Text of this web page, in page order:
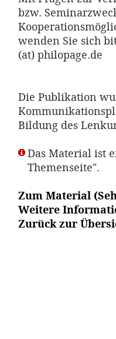
bzw.
wenden Sie sich
(at) philopage.de
Die Publikation
Bildung des
Das Material ist
Themenseite".
Zum Material
Weitere
Zurück zur